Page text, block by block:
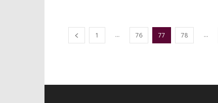
1 ... 76 77 78 ...